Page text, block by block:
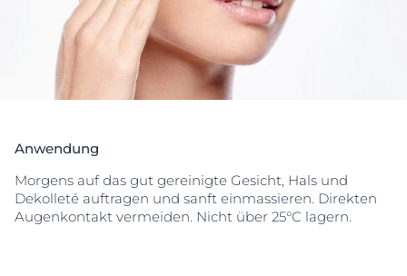
Anwendung
Morgens auf das gut gereinigte Gesicht, Hals und
Dekolleté auftragen und sanft einmassieren. Direkten
Augenkontakt vermeiden. Nicht über 25°C lagern.